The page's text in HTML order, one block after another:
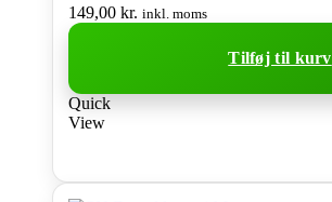
149,00 kr. inkl. moms
Tilføj til kurv
Quick
View